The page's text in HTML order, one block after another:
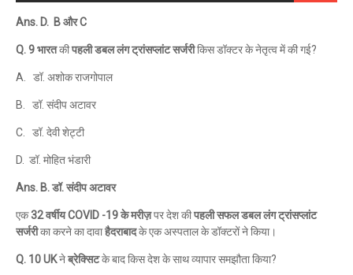
Ans. D. B और C
Q. 9 भारतकीपहली डबल लंग ट्रांसप्लांट सर्जरीकिस डॉक्टर के नेतृत्व में की गई?
A. डॉ. अशोक राजगोपाल
B. डॉ. संदीप अटावर
C. डॉ. देवी शेट्टी
D. डॉ. मोहित भंडारी
Ans. B. डॉ. संदीप अटावर
एक32 वर्षीय COVID -19 के मरीज़पर देश कीपहली सफल डबल लंग ट्रांसप्लांट
सर्जरीका करने का दावाहैदराबादके एक अस्पताल के डॉक्टरों ने किया।
Q. 10 UKनेब्रेक्सिटके बाद किस देश के साथ व्यापार समझौता किया?